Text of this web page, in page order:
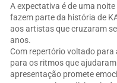
A expectativa é de uma
fazem parte da história de
aos artistas que cruzaram
anos.
Com repertório voltado para
para os ritmos que
apresentação promete